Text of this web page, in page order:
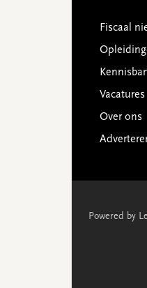
Footer
Fiscaal
Vacatures
Over ons
Powered by